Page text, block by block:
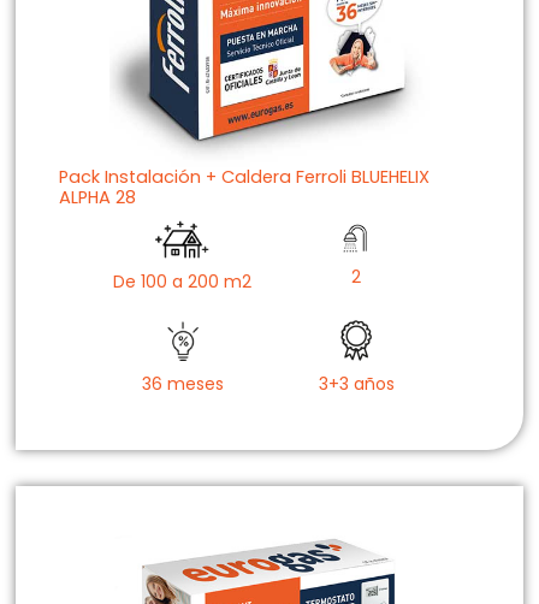
Pack Instalación + Caldera Ferroli BLUEHELIX
ALPHA 28
De 100 a 200 m2 2
36 meses 3+3 años